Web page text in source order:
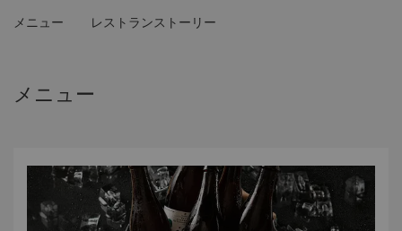
メニュー レストランストーリー
メニュー